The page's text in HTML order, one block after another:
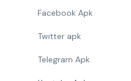
Facebook Apk
Twitter apk
Telegram Apk